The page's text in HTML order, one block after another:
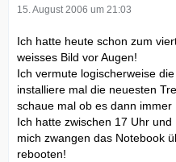
15. August 2006 um 21:03
Ich hatte heute schon zum
weisses Bild vor Augen!
Ich vermute logischerweise
installiere mal die neuesten
schaue mal ob es dann immer
Ich hatte zwischen 17 Uhr
mich zwangen das Notebook
rebooten!